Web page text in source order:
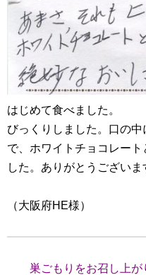
はじめて食べました。
びっくりしました。口の
で、ホワイトチョコレー
した。ありがとうございま
（大阪府HE様）
巣ごもりをお召し上